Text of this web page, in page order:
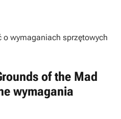
wymaganiach sprzętowych
of the Mad
wymagania